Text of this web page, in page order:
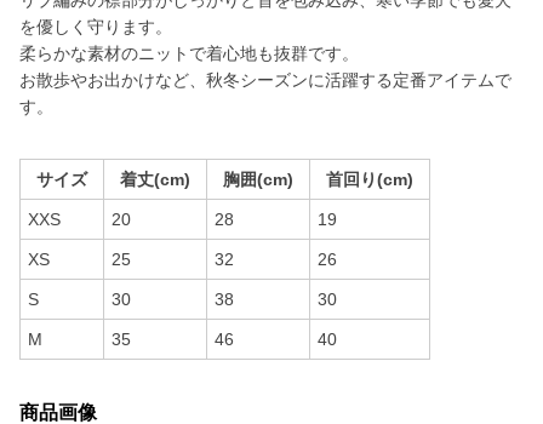
を優しく守ります。
柔らかな素材のニットで着心地も抜群です。
お散歩やお出かけなど、秋冬シーズンに活躍する定番アイテムで
す。
サイズ 着丈(cm) 胸囲(cm) 首回り(cm)
XXS 20 28 19
XS 25 32 26
S 30 38 30
M 35 46 40
商品画像